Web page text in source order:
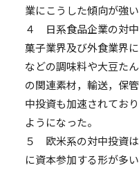
業にこうした傾向が強い
４ 日系食品企業の対
菓子業界及び外食業界
などの調味料や大豆た
の関連素材，輸送，保
中投資も加速されてお
ようになった。
５ 欧米系の対中投資
に資本参加する形が多